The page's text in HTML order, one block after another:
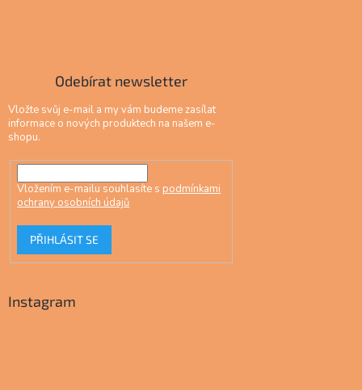
Odebírat newsletter
Vložte svůj e-mail a my vám budeme zasílat
informace o nových produktech na našem e-
shopu.
Vložením e-mailu souhlasíte s podmínkami
ochrany osobních údajů
PŘIHLÁSIT SE
Instagram